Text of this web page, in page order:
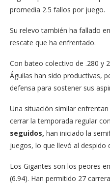
promedia 2.5 fallos por juego.
Su relevo también ha fallado
rescate que ha enfrentado.
Con bateo colectivo de .280 y
Águilas han sido productivas,
defensa para sostener sus
Una situación similar
cerrar la temporada regular con
seguidos, han iniciado la
juegos, lo que llevó al despido
Los Gigantes son los peores
(6.94). Han permitido 27